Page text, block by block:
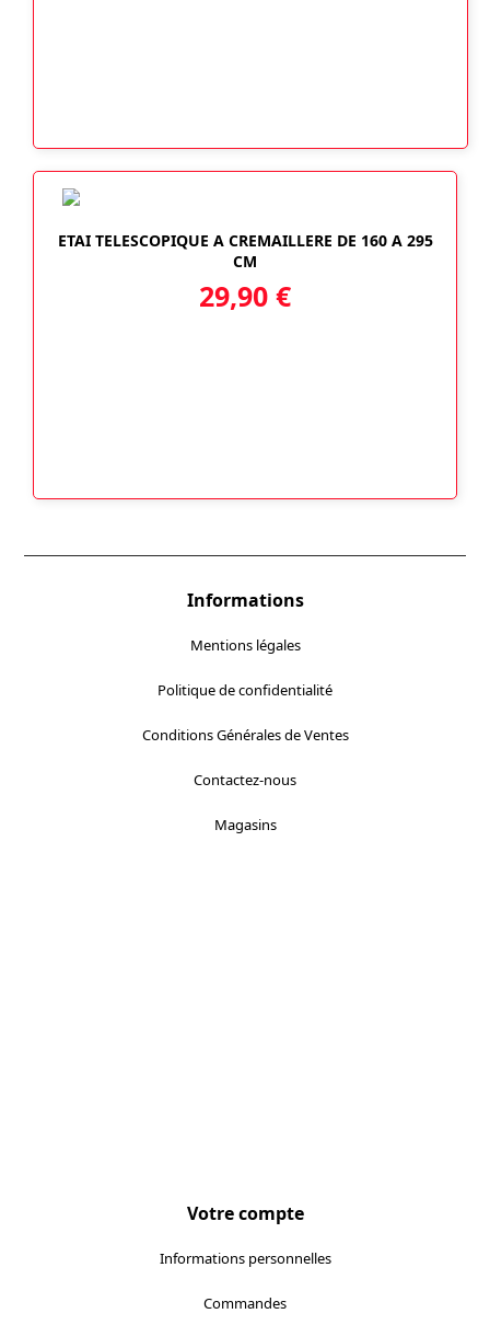
ETAI TELESCOPIQUE A CREMAILLERE DE 160 A 295
CM
29,90 €
Informations
Mentions légales
Politique de confidentialité
Conditions Générales de Ventes
Contactez-nous
Magasins
Votre compte
Informations personnelles
Commandes